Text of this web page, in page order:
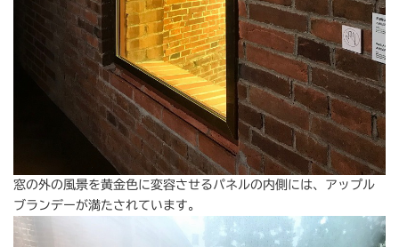
窓の外の風景を黄金色に変容させるパネルの内側には、アップル
ブランデーが満たされています。